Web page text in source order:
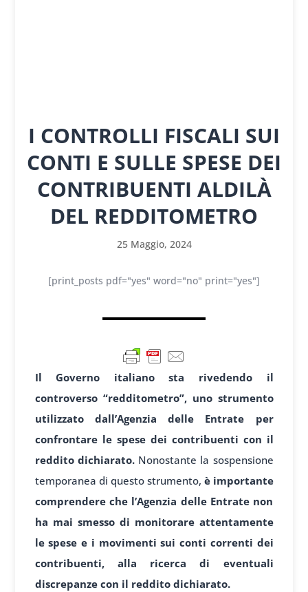
I CONTROLLI FISCALI SUI
CONTI E SULLE SPESE DEI
CONTRIBUENTI ALDILÀ
DEL REDDITOMETRO
25 Maggio, 2024
[print_posts pdf="yes" word="no" print="yes"]
Il Governo italiano sta rivedendo il
controverso “redditometro”, uno strumento
utilizzato dall’Agenzia delle Entrate per
confrontare le spese dei contribuenti con il
reddito dichiarato.Nonostante la sospensione
temporanea di questo strumento, è importante
comprendere che l’Agenzia delle Entrate non
ha mai smesso di monitorare attentamente
le spese e i movimenti sui conti correnti dei
contribuenti, alla ricerca di eventuali
discrepanze con il reddito dichiarato.